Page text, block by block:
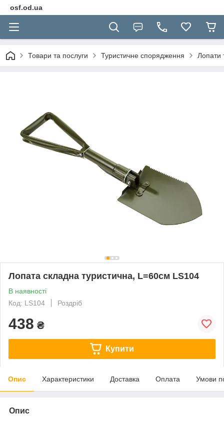
osf.od.ua
Товари та послуги Туристичне спорядження Лопати
Лопата складна туристична, L=60см LS104
В наявності
Код: LS104
Роздріб
438 ₴
Купити
Опис Характеристики Доставка Оплата Умови
Опис